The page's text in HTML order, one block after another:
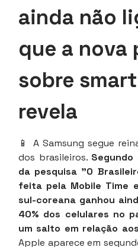
ainda não
que a nova
sobre
revela
📱 A Samsung segue
dos brasileiros.
da pesquisa "O
feita pela Mobile Time
sul-coreana ganhou
40% dos celulares no
um salto em relação
Apple aparece em